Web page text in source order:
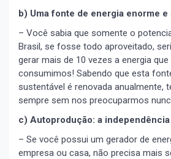
b) Uma fonte de energia enorme e
– Você sabia que somente o
Brasil, se fosse todo aproveitado,
gerar mais de 10 vezes a energia
consumimos! Sabendo que esta
sustentável é renovada anualmente,
sempre sem nos preocuparmos
c) Autoprodução: a
– Se você possui um gerador de
empresa ou casa, não precisa mais